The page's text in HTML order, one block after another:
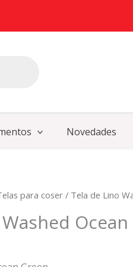
Novedades
para coser/ Tela de Lino